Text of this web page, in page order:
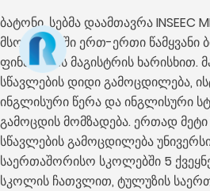
ბატონი. სებმა დაამთავრა INSEEC
მსოფლიოში ერთ-ერთი წამყვანი
ფინანსების მაგისტრის ხარისხით.
სწავლების დიდი გამოცდილება,
ინგლისური წერა და ინგლისური
გამოცდის მომზადება. ერთად
სწავლების გამოცდილება
საერთაშორისო სკოლებში 5
სკოლის ჩათვლით, ტულუზის